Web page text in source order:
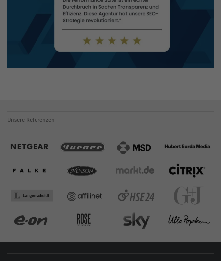
Unsere Referenzen